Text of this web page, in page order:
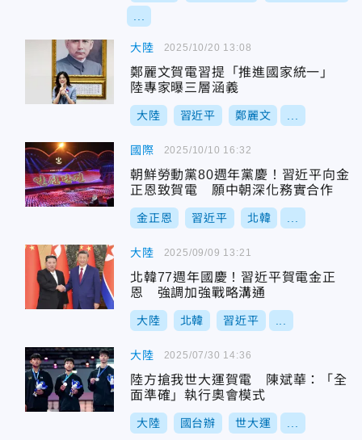
大陸
鄭麗文賀電習提「推進國家統一」
陸專家曝三層涵義
大陸 習近平 鄭麗文
2025/10/20 13:08
國際
朝鮮勞動黨80週年黨慶！習近平向金
正恩致賀電 願中朝深化務實合作
金正恩 習近平 北韓
2025/10/10 16:32
大陸
北韓77週年國慶！習近平賀電金正
恩 強調加強戰略溝通
大陸 北韓 習近平
2025/09/09 13:21
大陸
陸方搶我世大運賀電 陳斌華：「全
面準確」執行奧會模式
大陸 國台辦 世大運
2025/07/30 14:36